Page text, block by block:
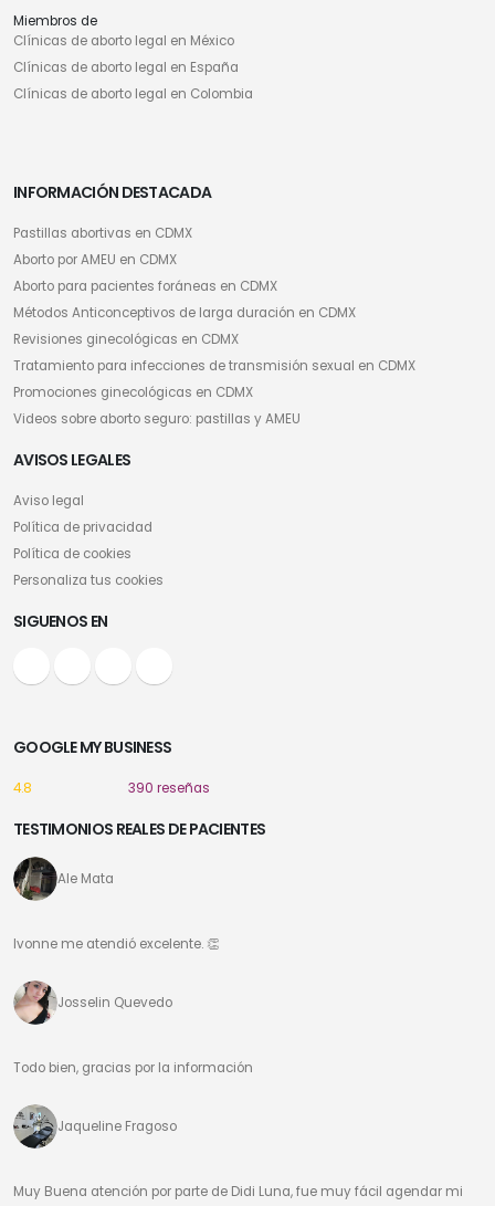
Miembros de
Clínicas de aborto legal en México
Clínicas de aborto legal en España
Clínicas de aborto legal en Colombia
INFORMACIÓN DESTACADA
Pastillas abortivas en CDMX
Aborto por AMEU en CDMX
Aborto para pacientes foráneas en CDMX
Métodos Anticonceptivos de larga duración en CDMX
Revisiones ginecológicas en CDMX
Tratamiento para infecciones de transmisión sexual en CDMX
Promociones ginecológicas en CDMX
Videos sobre aborto seguro: pastillas y AMEU
AVISOS LEGALES
Aviso legal
Política de privacidad
Política de cookies
Personaliza tus cookies
SIGUENOS EN
GOOGLE MY BUSINESS
4.8 390 reseñas
TESTIMONIOS REALES DE PACIENTES
Ale Mata
Ivonne me atendió excelente. 👏
Josselin Quevedo
Todo bien, gracias por la información
Jaqueline Fragoso
Muy Buena atención por parte de Didi Luna, fue muy fácil agendar mi